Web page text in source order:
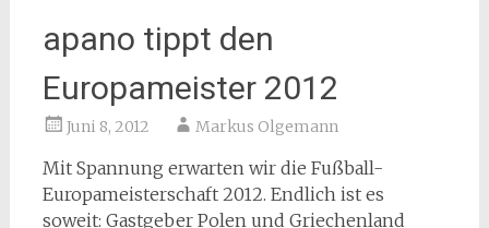
apano tippt den
Europameister 2012
Juni 8, 2012 Markus Olgemann
Mit Spannung erwarten wir die Fußball-
Europameisterschaft 2012. Endlich ist es
soweit: Gastgeber Polen und Griechenland